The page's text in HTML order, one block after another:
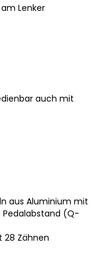
Lenker
auch mit
aus Aluminium mit
Pedalabstand (Q-
Zähnen